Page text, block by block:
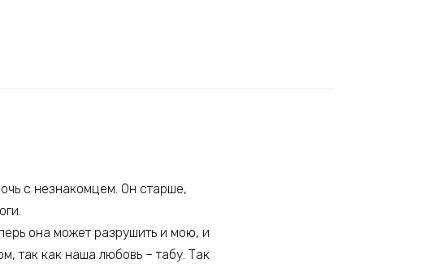
с незнакомцем. Он старше,
она может разрушить и мою, и
так как наша любовь – табу. Так